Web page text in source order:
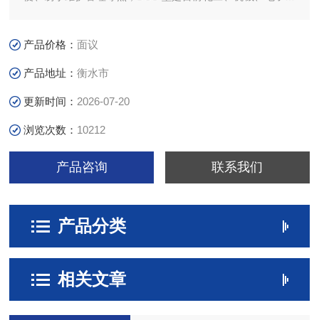
产品价格：面议
产品地址：衡水市
更新时间： 2026-07-20
浏览次数： 10212
产品咨询 联系我们
产品分类
相关文章